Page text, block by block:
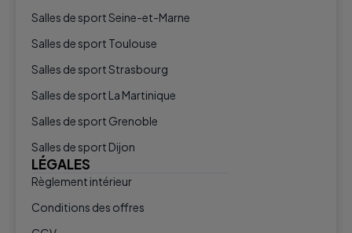
Salles de sport Seine-et-Marne
Salles de sport Toulouse
Salles de sport Strasbourg
Salles de sport La Martinique
Salles de sport Grenoble
Salles de sport Dijon
LÉGALES
Règlement intérieur
Conditions des offres